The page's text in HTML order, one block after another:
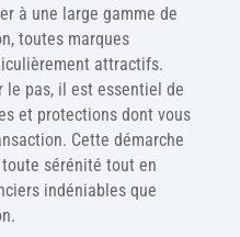
à une large gamme de
toutes marques
attractifs.
le pas, il est essentiel de
et protections dont vous
Cette démarche
sérénité tout en
indéniables que